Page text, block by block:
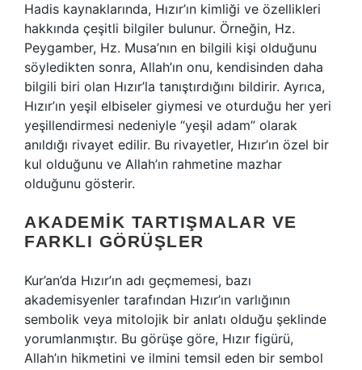
Hadis kaynaklarında, Hızır’ın kimliği ve özellikleri
hakkında çeşitli bilgiler bulunur. Örneğin, Hz.
Peygamber, Hz. Musa’nın en bilgili kişi olduğunu
söyledikten sonra, Allah’ın onu, kendisinden daha
bilgili biri olan Hızır’la tanıştırdığını bildirir. Ayrıca,
Hızır’ın yeşil elbiseler giymesi ve oturduğu her yeri
yeşillendirmesi nedeniyle “yeşil adam” olarak
anıldığı rivayet edilir. Bu rivayetler, Hızır’ın özel bir
kul olduğunu ve Allah’ın rahmetine mazhar
olduğunu gösterir.
AKADEMIK TARTIŞMALAR VE
FARKLI GÖRÜŞLER
Kur’an’da Hızır’ın adı geçmemesi, bazı
akademisyenler tarafından Hızır’ın varlığının
sembolik veya mitolojik bir anlatı olduğu şeklinde
yorumlanmıştır. Bu görüşe göre, Hızır figürü,
Allah’ın hikmetini ve ilmini temsil eden bir sembol